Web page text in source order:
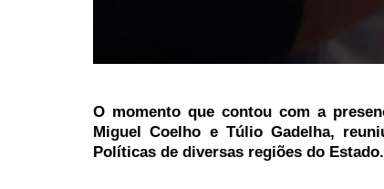
O momento que contou com a
Miguel Coelho e Túlio Gadelha,
Políticas de diversas regiões do Estado.